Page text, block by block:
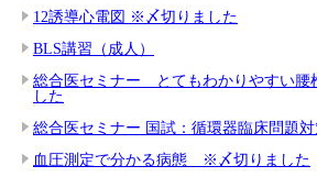
12誘導心電図 ※〆切りました
BLS講習（成人）
総合医セミナー とてもわかりやすい
した
総合医セミナー 国試：循環器臨床問題
血圧測定で分かる病態 ※〆切りました